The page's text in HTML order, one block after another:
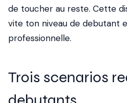
de toucher au reste. Cette
vite ton niveau de debutant
professionnelle.
Trois scenarios